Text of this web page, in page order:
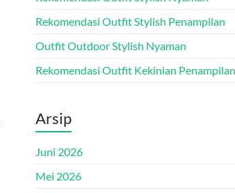
Rekomendasi Outfit Stylish Penampilan
Outfit Outdoor Stylish Nyaman
Rekomendasi Outfit Kekinian Penampilan
Arsip
Juni 2026
Mei 2026